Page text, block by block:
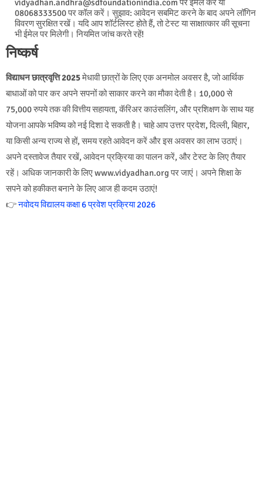
vidyadhan.andhra@sdfoundationindia.com पर ईमेल करें या
08068333500 पर कॉल करें। सुझाव: आवेदन सबमिट करने के बाद अपने लॉगिन
विवरण सुरक्षित रखें। यदि आप शॉर्टलिस्ट होते हैं, तो टेस्ट या साक्षात्कार की सूचना
भी ईमेल पर मिलेगी। नियमित जांच करते रहें!
निष्कर्ष
विद्याधन छात्रवृत्ति 2025मेधावी छात्रों के लिए एक अनमोल अवसर है, जो आर्थिक
बाधाओं को पार कर अपने सपनों को साकार करने का मौका देती है। 10,000 से
75,000 रुपये तक की वित्तीय सहायता, कॅरिअर काउंसलिंग, और प्रशिक्षण के साथ यह
योजना आपके भविष्य को नई दिशा दे सकती है। चाहे आप उत्तर प्रदेश, दिल्ली, बिहार,
या किसी अन्य राज्य से हों, समय रहते आवेदन करें और इस अवसर का लाभ उठाएं।
अपने दस्तावेज तैयार रखें, आवेदन प्रक्रिया का पालन करें, और टेस्ट के लिए तैयार
रहें। अधिक जानकारी के लिएwww.vidyadhan.orgपर जाएं। अपने शिक्षा के
सपने को हकीकत बनाने के लिए आज ही कदम उठाएं!
👉नवोदय विद्यालय कक्षा 6 प्रवेश प्रक्रिया 2026